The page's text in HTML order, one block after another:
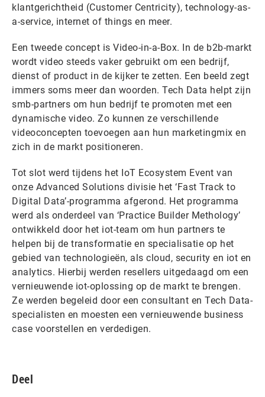
klantgerichtheid (Customer Centricity), technology-as-
a-service, internet of things en meer.
Een tweede concept is Video-in-a-Box. In de b2b-markt
wordt video steeds vaker gebruikt om een bedrijf,
dienst of product in de kijker te zetten. Een beeld zegt
immers soms meer dan woorden. Tech Data helpt zijn
smb-partners om hun bedrijf te promoten met een
dynamische video. Zo kunnen ze verschillende
videoconcepten toevoegen aan hun marketingmix en
zich in de markt positioneren.
Tot slot werd tijdens het IoT Ecosystem Event van
onze Advanced Solutions divisie het ‘Fast Track to
Digital Data’-programma afgerond. Het programma
werd als onderdeel van ‘Practice Builder Methology’
ontwikkeld door het iot-team om hun partners te
helpen bij de transformatie en specialisatie op het
gebied van technologieën, als cloud, security en iot en
analytics. Hierbij werden resellers uitgedaagd om een
vernieuwende iot-oplossing op de markt te brengen.
Ze werden begeleid door een consultant en Tech Data-
specialisten en moesten een vernieuwende business
case voorstellen en verdedigen.
Deel